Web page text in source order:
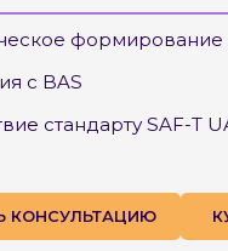
формирование
с BAS
стандарту SAF-T
КОНСУЛЬТАЦИЮ